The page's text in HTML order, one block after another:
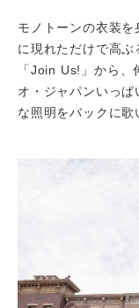
モノトーンの衣装
に現れただけで高
「Join Us!」から
オ・ジャパンいっ
な照明をバックに歌